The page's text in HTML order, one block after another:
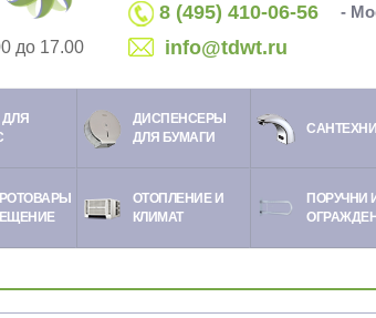
до 17.00
8 (495) 410-06-56 -
info@tdwt.ru
ДИСПЕНСЕРЫ
ДЛЯ БУМАГИ
ОТОПЛЕНИЕ И
КЛИМАТ
ПОРУЧНИ И